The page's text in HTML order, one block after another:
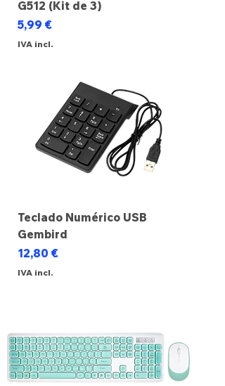
G512 (Kit de 3)
Preço
5,99 €
IVA incl.
Teclado Numérico USB
Gembird
Preço
12,80 €
IVA incl.